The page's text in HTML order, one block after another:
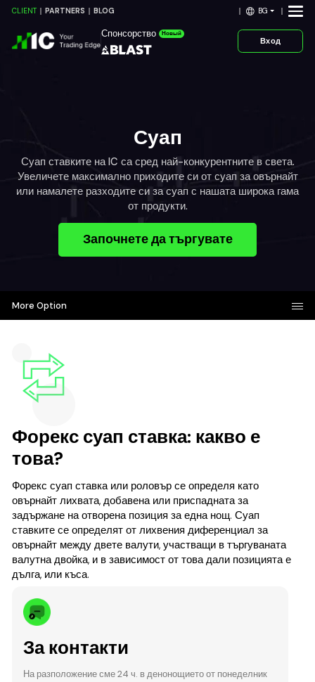
CLIENT PARTNERS BLOG BG
Спонсорство Новый
Вход
Суап
Суап ставките на IC са сред най-конкурентните в света.
Увеличете максимално приходите си от суап за овърнайт
или намалете разходите си за суап с нашата широка гама
от продукти.
Започнете да търгувате
More Option
Форекс суап ставка: какво е
това?
Форекс суап ставка или роловър се определя като
овърнайт лихвата, добавена или приспадната за
задържане на отворена позиция за една нощ. Суап
ставките се определят от лихвения диференциал за
овърнайт между двете валути, участващи в търгуваната
валутна двойка, и в зависимост от това дали позицията е
дълга, или къса.
За контакти
На разположение сме 24 ч. в денонощието от понеделник